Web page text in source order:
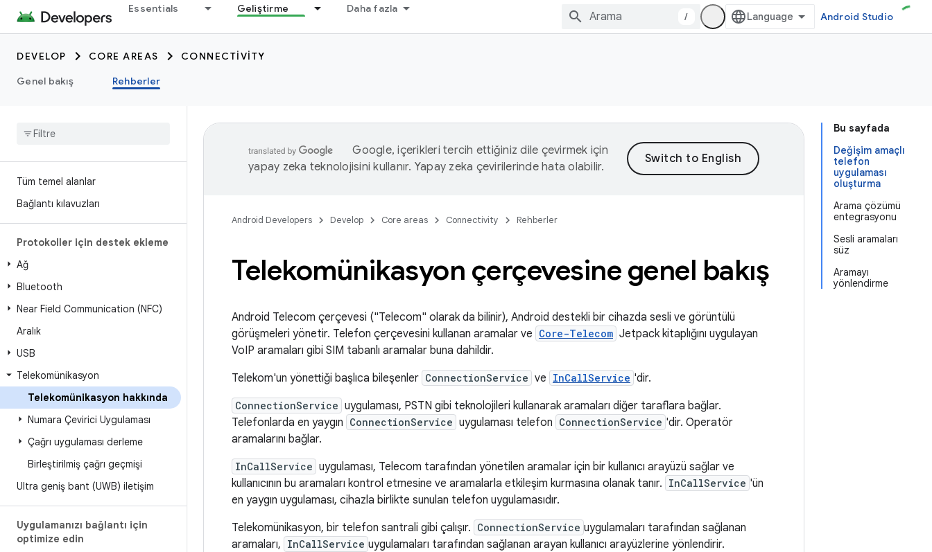
Essentials Geliştirme Daha fazla
/ Android Studio
DEVELOP CORE AREAS
CONNECTIVITY
Genel bakış
Rehberler
Tüm temel alanlar
Bağlantı kılavuzları
Protokoller için destek ekleme
Ağ
Bluetooth
Near Field Communication (NFC)
Aralık
USB
Telekomünikasyon
Telekomünikasyon hakkında
Numara Çevirici Uygulaması
Çağrı uygulaması derleme
Birleştirilmiş çağrı geçmişi
Ultra geniş bant (UWB) iletişim
Uygulamanızı bağlantı için
optimize edin
Bu sayfada
Değişim amaçlı
telefon
uygulaması
oluşturma
Arama çözümü
entegrasyonu
Sesli aramaları
süz
Aramayı
yönlendirme
Google, içerikleri tercih ettiğiniz dile çevirmek için
yapay zeka teknolojisini kullanır. Yapay zeka çevirilerinde hata olabilir.
Android Developers Develop Core areas Connectivity Rehberler
Telekomünikasyon çerçevesine genel bakış
Android Telecom çerçevesi ("Telecom" olarak da bilinir), Android destekli bir cihazda sesli ve görüntülü
görüşmeleri yönetir. Telefon çerçevesini kullanan aramalar ve Core-Telecom Jetpack kitaplığını uygulayan
VoIP aramaları gibi SIM tabanlı aramalar buna dahildir.
Telekom'un yönettiği başlıca bileşenler ConnectionService ve InCallService 'dir.
ConnectionService uygulaması, PSTN gibi teknolojileri kullanarak aramaları diğer taraflara bağlar.
Telefonlarda en yaygın ConnectionService uygulaması telefon ConnectionService 'dir. Operatör
aramalarını bağlar.
InCallService uygulaması, Telecom tarafından yönetilen aramalar için bir kullanıcı arayüzü sağlar ve
kullanıcının bu aramaları kontrol etmesine ve aramalarla etkileşim kurmasına olanak tanır. InCallService 'ün
en yaygın uygulaması, cihazla birlikte sunulan telefon uygulamasıdır.
Telekomünikasyon, bir telefon santrali gibi çalışır. ConnectionService uygulamaları tarafından sağlanan
aramaları, InCallService uygulamaları tarafından sağlanan arayan kullanıcı arayüzlerine yönlendirir.